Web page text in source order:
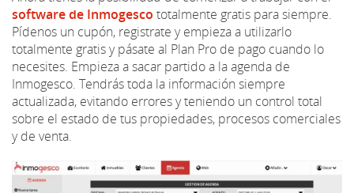
software de Inmogesco totalmente gratis para siempre.
Pídenos un cupón, registrate y empieza a utilizarlo
totalmente gratis y pásate al Plan Pro de pago cuando lo
necesites. Empieza a sacar partido a la agenda de
Inmogesco. Tendrás toda la información siempre
actualizada, evitando errores y teniendo un control total
sobre el estado de tus propiedades, procesos comerciales
y de venta.